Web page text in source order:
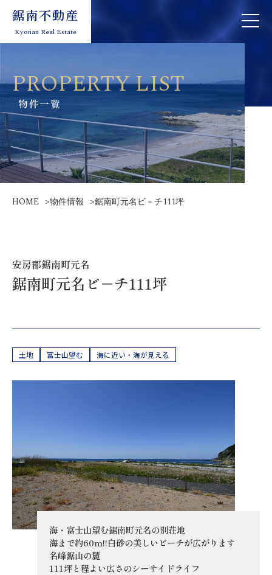
鋸南不動産
Kyonan Real Estate
toggle
鋸南不動産
Kyonan Real Estate
toggle
PROPERTY LIST
物件一覧
HOME >物件情報 >鋸南町元名ビ－チ111坪
安房郡鋸南町元名
鋸南町元名ビ－チ111坪
土地 富士山望む 海に近い・海が見える
海・富士山望む鋸南町元名の別荘地
海まで約60ｍ!!白砂の美しいビーチが広がります
名峰鋸山の麓
111坪と程よい広さのシーサイドライフ